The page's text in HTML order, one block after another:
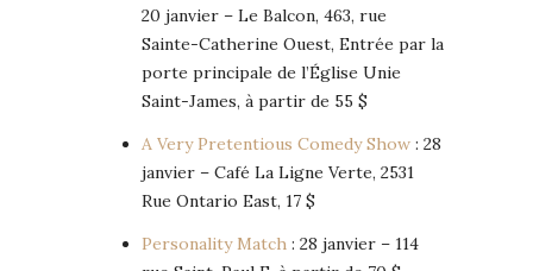
20 janvier – Le Balcon, 463, rue
Sainte-Catherine Ouest, Entrée par la
porte principale de l’Église Unie
Saint-James, à partir de 55 $
A Very Pretentious Comedy Show : 28
janvier – Café La Ligne Verte, 2531
Rue Ontario East, 17 $
Personality Match : 28 janvier – 114